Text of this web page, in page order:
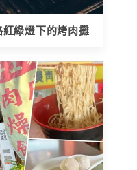
綠燈下的烤肉攤